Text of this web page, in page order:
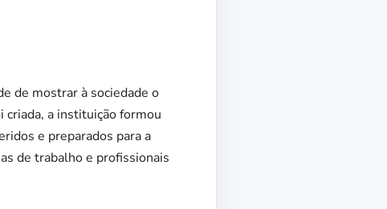
de mostrar à sociedade o
a instituição formou
e preparados para a
de trabalho e profissionais